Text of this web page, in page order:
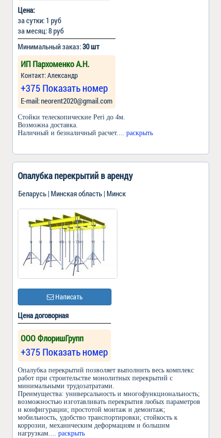
Цена:
за сутки: 1 руб
за месяц: 8 руб
Минимальный заказ:30 шт
ИП Пархоменко А.Н.
Контакт: Александр
+375 Показать номер
Е-mail: neorent2020@gmail.com
Стойки телескопические Peri до 4м.
Возможна доставка.
Наличный и безналичный расчет.... раскрыть
Опалубка перекрытий в аренду
Беларусь | Минская область | Минск
Написать
Цена договорная
ООО ФлоришГрупп
+375 Показать номер
Опалубка перекрытий позволяет выполнить весь комплекс
работ при строительстве монолитных перекрытий с
минимальными трудозатратами.
Преимущества: универсальность и многофункциональность;
возможностью изготавливать перекрытия любых параметров
и конфигурации; простотой монтаж и демонтаж;
мобильность, удобство транспортировки; стойкость к
коррозии, механическим деформациям и большим
нагрузкам.... раскрыть